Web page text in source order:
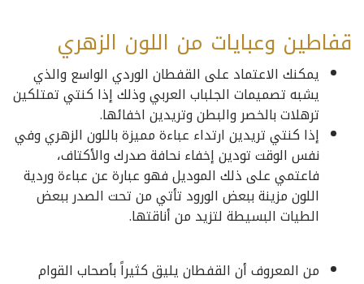
قفاطين وعبايات من اللون الزهري
يمكنك الاعتماد على القفطان الوردي الواسع والذي
يشبه تصميمات الجلباب العربي وذلك إذا كنتي تمتلكين
ترهلات بالخصر والبطن وتريدين اخفائها.
إذا كنتي تريدين ارتداء عباءة مميزة باللون الزهري وفي
نفس الوقت تودين إخفاء نحافة صدرك والأكتاف،
فاعتمي على ذلك الموديل فهو عبارة عن عباءة وردية
اللون مزينة ببعض الورود تأتي من تحت الصدر ببعض
الطيات البسيطة لتزيد من أناقتها.
من المعروف أن القفطان يليق كثيراً بأصحاب القوام